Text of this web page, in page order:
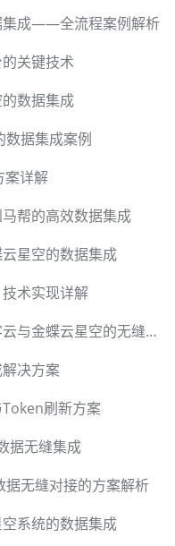
集成——全流程案例解析
关键技术
数据集成
数据集成案例
案详解
帮的高效数据集成
星空的数据集成
术实现详解
如何在企业信息化系统中实现吉客云与金蝶云星空的无缝数据对接
决方案
刷新方案
据无缝集成
据无缝对接的方案解析
系统的数据集成